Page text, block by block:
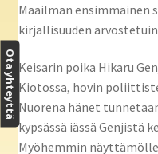
Maailman ensimmäinen
kirjallisuuden
Keisarin poika Hikaru
Kiotossa, hovin
Nuorena hänet
kypsässä iässä Genjistä
Myöhemmin
Ota yhteyttä